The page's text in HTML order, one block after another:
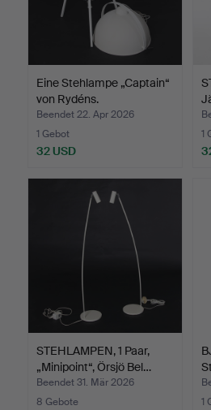
Eine Stehlampe „Captain“
von Rydéns.
Beendet 22. Apr 2026
1 Gebot
32 USD
1
STEHLAMPEN, 1 Paar,
„Minipoint“, Örsjö Bel…
Beendet 31. Mär 2026
8 Gebote
1